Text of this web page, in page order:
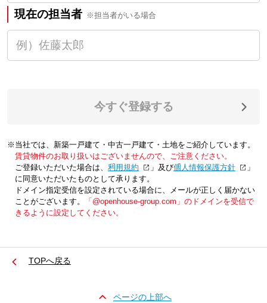
現在の担当者 ※担当者がいる場合
今すぐ登録する
※当社では、新築一戸建て・中古一戸建て・土地をご紹介しています。
賃貸物件のお取り扱いはございませんので、ご注意ください。
ご登録いただいた場合は、「利用規約 」及び「個人情報保護方針
」
に同意いただいたものとして承ります。
ドメイン指定受信を設定されている場合に、メールが正しく届かない
ことがございます。
「@openhouse-group.com」のドメインを受信で
きるように設定してください。
TOPへ戻る
ページの上部へ